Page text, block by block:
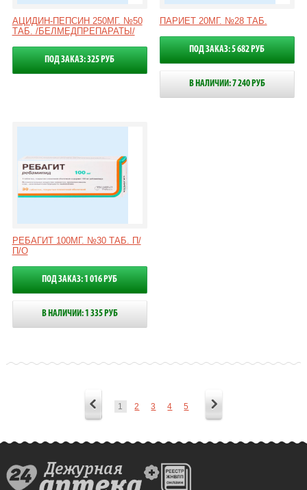
АЦИДИН-ПЕПСИН 250МГ. №50
ТАБ. /БЕЛМЕДПРЕПАРАТЫ/
ПОД ЗАКАЗ: 325 РУБ
ПАРИЕТ 20МГ. №28 ТАБ.
ПОД ЗАКАЗ: 5 682 РУБ
В НАЛИЧИИ: 7 240 РУБ
РЕБАГИТ 100МГ. №30 ТАБ. П/
П/О
ПОД ЗАКАЗ: 1 016 РУБ
В НАЛИЧИИ: 1 335 РУБ
1 2 3 4 5